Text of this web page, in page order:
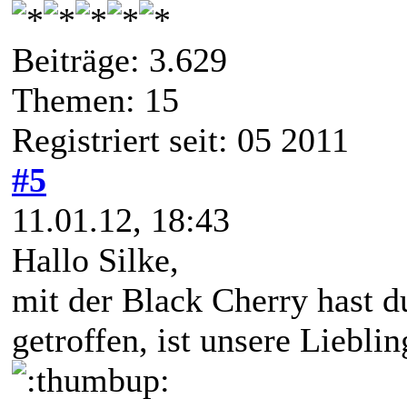
Beiträge: 3.629
Themen: 15
Registriert seit: 05 2011
#5
11.01.12, 18:43
Hallo Silke,
mit der Black Cherry hast
getroffen, ist unsere